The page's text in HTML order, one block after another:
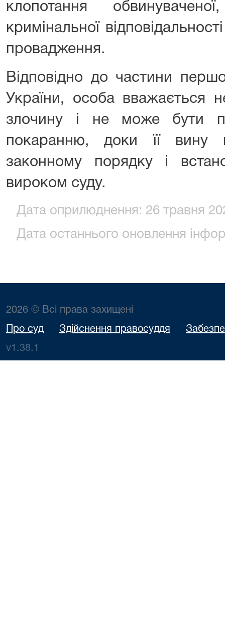
клопотання
кримінальної
провадження.
Відповідно до частини
України, особа вважається
злочину і не може бути
покаранню, доки її
законному порядку і
вироком суду.
Дата оприлюднення: 26 травня
Дата останнього оновлення
2026 © Всі права захищені
Про суд Здійснення правосуддя
v1.38.1